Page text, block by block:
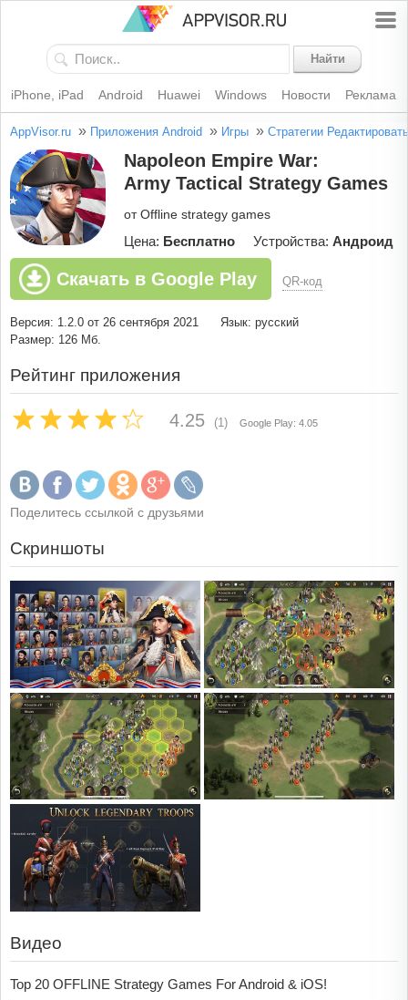
Найти
iPhone, iPad Android Huawei Windows Новости Реклама
AppVisor.ru » Приложения Android » Игры » Стратегии Редактировать
Napoleon Empire War:
Army Tactical Strategy Games
от Offline strategy games
Цена: Бесплатно Устройства: Андроид
Скачать в Google Play QR-код
Версия: 1.2.0 от 26 сентября 2021
Язык: русский
Размер: 126 Мб.
Рейтинг приложения
4.25 (1) Google Play: 4.05
Поделитесь ссылкой с друзьями
Скриншоты
Видео
Top 20 OFFLINE Strategy Games For Android & iOS!